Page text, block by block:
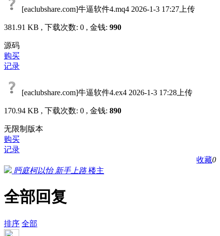
[eaclubshare.com]牛逼软件4.mq4 2026-1-3 17:27上传
381.91 KB , 下载次数: 0 , 金钱: 990
源码
购买
记录
[eaclubshare.com]牛逼软件4.ex4 2026-1-3 17:28上传
170.94 KB , 下载次数: 0 , 金钱: 890
无限制版本
购买
记录
收藏0
眄庭柯以怡 新手上路 楼主
全部回复
排序 全部